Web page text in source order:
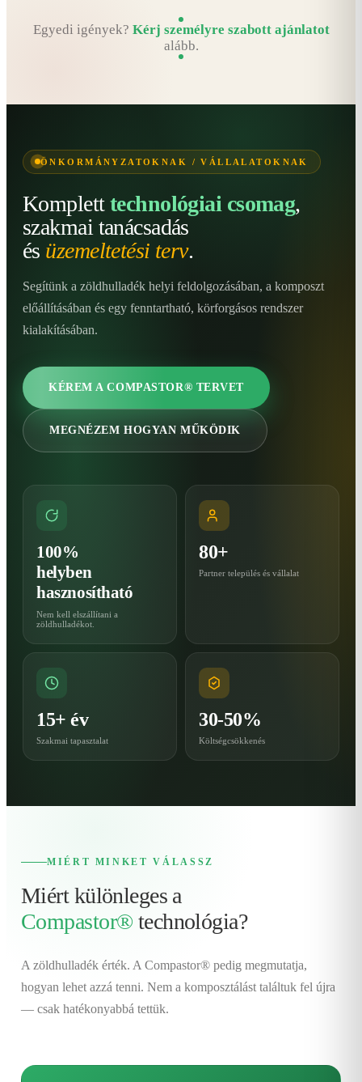
Egyedi igények? Kérj személyre szabott ajánlatot
alább.
ÖNKORMÁNYZATOKNAK / VÁLLALATOKNAK
Kompletttechnológiai csomag,
szakmai tanácsadás
és üzemeltetési terv.
Segítünk a zöldhulladék helyi feldolgozásában, a komposzt
előállításában és egy fenntartható, körforgásos rendszer
kialakításában.
KÉREM A COMPASTOR® TERVET
MEGNÉZEM HOGYAN MŰKÖDIK
100%
helyben
hasznosítható
Nem kell elszállítani a
zöldhulladékot.
80+
Partner település és vállalat
15+ év
Szakmai tapasztalat
30-50%
Költségcsökkenés
MIÉRT MINKET VÁLASSZ
Miért különleges a
Compastor® technológia?
A zöldhulladék érték. A Compastor® pedig megmutatja,
hogyan lehet azzá tenni. Nem a komposztálást találtuk fel újra
— csak hatékonyabbá tettük.